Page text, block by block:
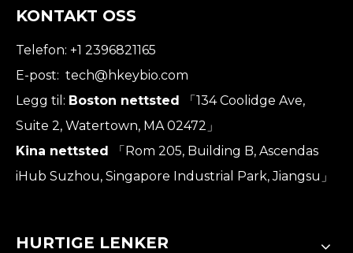
KONTAKT OSS
Telefon: +1 2396821165
E-post: tech@hkeybio.com
Legg til: Boston nettsted
「134 Coolidge Ave,
Suite 2, Watertown, MA 02472」
Kina nettsted
「Rom 205, Building B, Ascendas
iHub Suzhou, Singapore Industrial Park, Jiangsu」
HURTIGE LENKER